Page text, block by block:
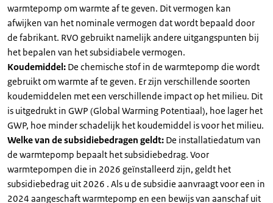
warmtepomp om warmte af te geven. Dit vermogen kan
afwijken van het nominale vermogen dat wordt bepaald door
de fabrikant. RVO gebruikt namelijk andere uitgangspunten bij
het bepalen van het subsidiabele vermogen.
Koudemiddel: De chemische stof in de warmtepomp die wordt
gebruikt om warmte af te geven. Er zijn verschillende soorten
koudemiddelen met een verschillende impact op het milieu. Dit
is uitgedrukt in GWP (Global Warming Potentiaal), hoe lager het
GWP, hoe minder schadelijk het koudemiddel is voor het milieu.
Welke van de subsidiebedragen geldt: De installatiedatum van
de warmtepomp bepaalt het subsidiebedrag. Voor
warmtepompen die in 2026 geïnstalleerd zijn, geldt het
subsidiebedrag uit 2026 . Als u de subsidie aanvraagt voor een in
2024 aangeschaft warmtepomp en een bewijs van aanschaf uit